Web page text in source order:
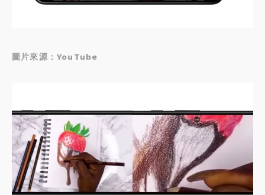
圖片來源：YouTube